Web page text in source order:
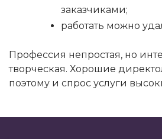
заказчиками;
работать можно
Профессия непростая, но
творческая. Хорошие
поэтому и спрос услуги